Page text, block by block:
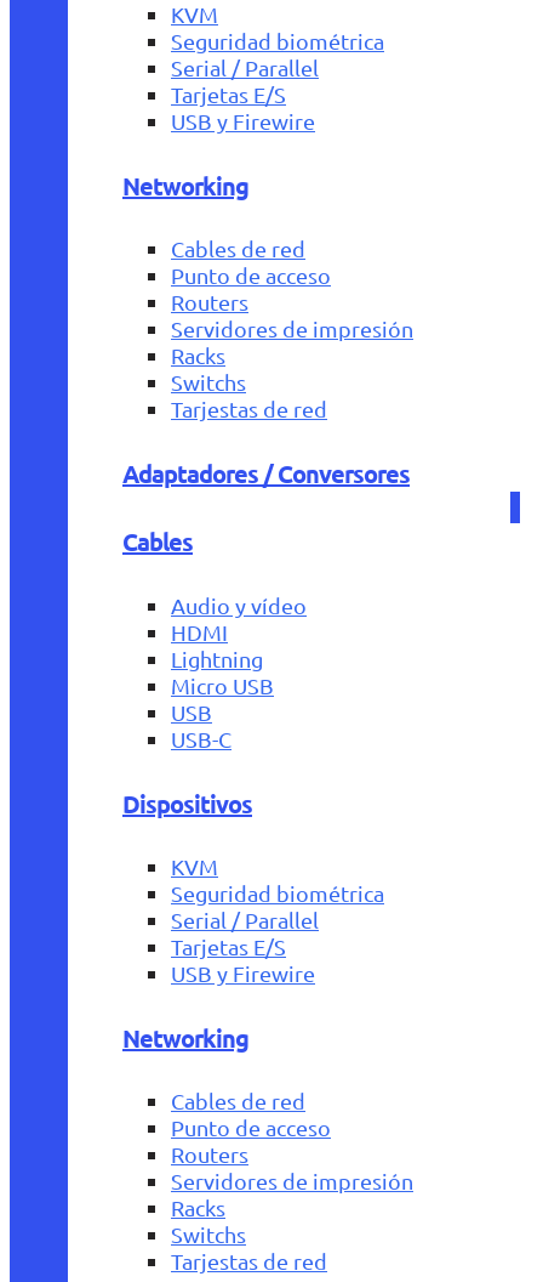
KVM
Seguridad biométrica
Serial / Parallel
Tarjetas E/S
USB y Firewire
Networking
Cables de red
Punto de acceso
Routers
Servidores de impresión
Racks
Switchs
Tarjestas de red
Adaptadores / Conversores
Cables
Audio y vídeo
HDMI
Lightning
Micro USB
USB
USB-C
Dispositivos
KVM
Seguridad biométrica
Serial / Parallel
Tarjetas E/S
USB y Firewire
Networking
Cables de red
Punto de acceso
Routers
Servidores de impresión
Racks
Switchs
Tarjestas de red